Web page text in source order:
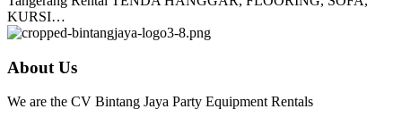
KURSI…
About Us
We are the CV Bintang Jaya Party Equipment Rentals